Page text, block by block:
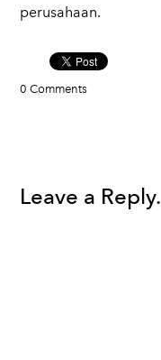
perusahaan.
0 Comments
Leave a Reply.